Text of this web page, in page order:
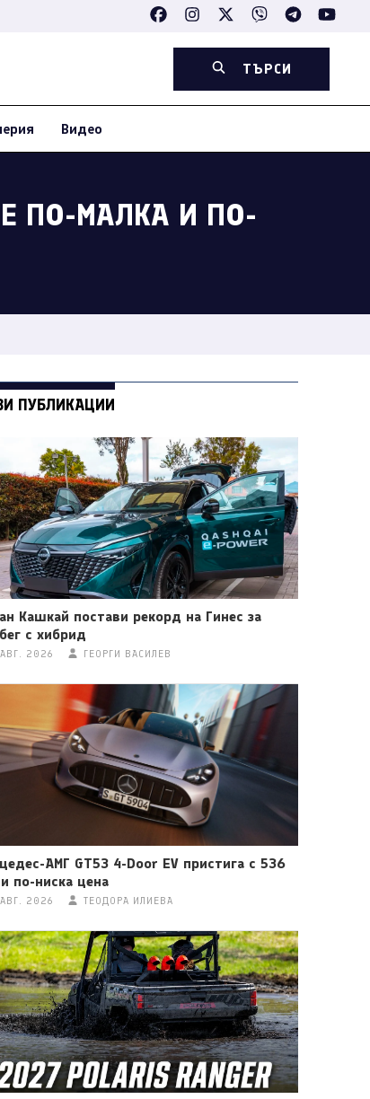
ТЪРСИ
Видео
ПО-МАЛКА И ПО-
ПУБЛИКАЦИИ
Кашкай постави рекорд на Гинес за
с хибрид
2026 ГЕОРГИ ВАСИЛЕВ
АМГ GT53 4-Door EV пристига с 536
по-ниска цена
2026 ТЕОДОРА ИЛИЕВА